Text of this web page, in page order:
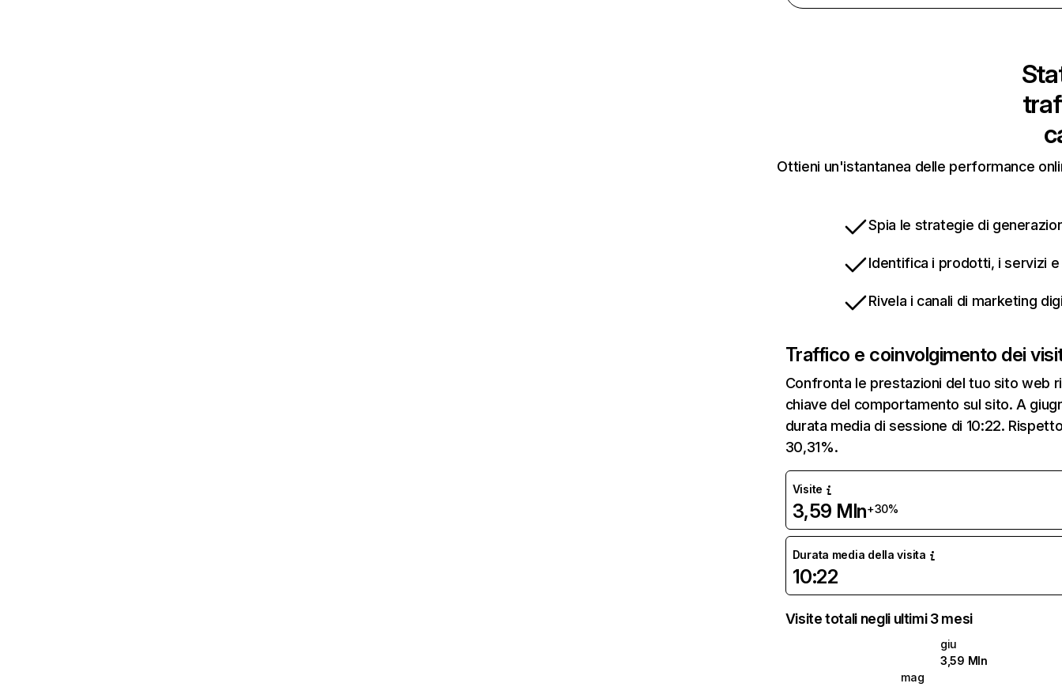
Ottieni un'istantanea delle performance
Spia le strategie di
Identifica i prodotti, i servizi
Rivela i canali di marketing
Traffico e coinvolgimento dei
Confronta le prestazioni del tuo sito web
chiave del comportamento sul sito. A
durata media di sessione di 10:22.
30,31%.
Visite
3,59 Mln+30%
Durata media della visita
10:22
Visite totali negli ultimi 3 mesi
giu
3,59 Mln
mag